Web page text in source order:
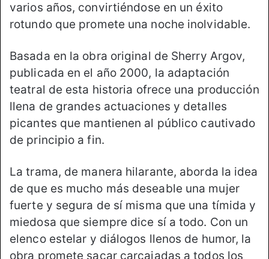
varios años, convirtiéndose en un éxito
rotundo que promete una noche inolvidable.
Basada en la obra original de Sherry Argov,
publicada en el año 2000, la adaptación
teatral de esta historia ofrece una producción
llena de grandes actuaciones y detalles
picantes que mantienen al público cautivado
de principio a fin.
La trama, de manera hilarante, aborda la idea
de que es mucho más deseable una mujer
fuerte y segura de sí misma que una tímida y
miedosa que siempre dice sí a todo. Con un
elenco estelar y diálogos llenos de humor, la
obra promete sacar carcajadas a todos los